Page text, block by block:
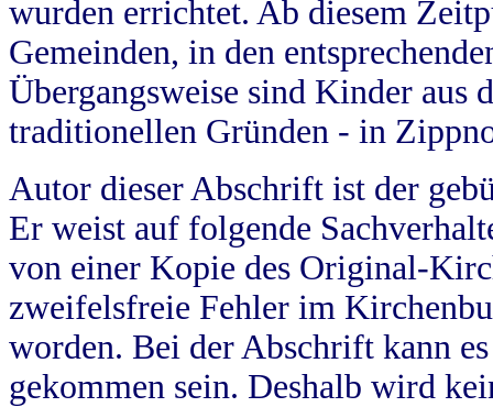
wurden errichtet. Ab diesem
Gemeinden, in den
Übergangsweise sind Kinder aus
traditionellen Gründen - in
Autor dieser Abschrift ist der
Er weist auf folgende
von einer Kopie des Original-
zweifelsfreie Fehler im
worden. Bei der Abschrift kann
gekommen sein. Deshalb wird